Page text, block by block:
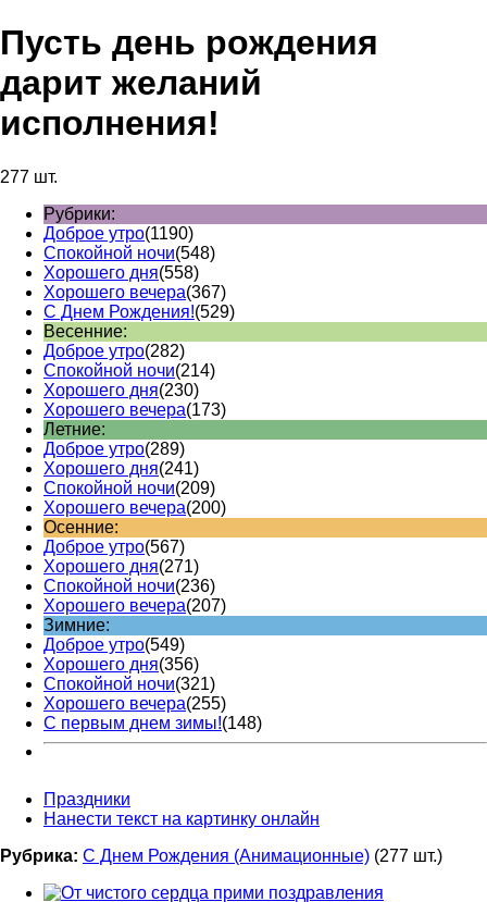
Пусть день рождения
дарит желаний
исполнения!
277 шт.
Рубрики:
Доброе утро(1190)
Спокойной ночи(548)
Хорошего дня(558)
Хорошего вечера(367)
С Днем Рождения!(529)
Весенние:
Доброе утро(282)
Спокойной ночи(214)
Хорошего дня(230)
Хорошего вечера(173)
Летние:
Доброе утро(289)
Хорошего дня(241)
Спокойной ночи(209)
Хорошего вечера(200)
Осенние:
Доброе утро(567)
Хорошего дня(271)
Спокойной ночи(236)
Хорошего вечера(207)
Зимние:
Доброе утро(549)
Хорошего дня(356)
Спокойной ночи(321)
Хорошего вечера(255)
С первым днем зимы!(148)
Праздники
Нанести текст на картинку онлайн
Рубрика: С Днем Рождения (Анимационные) (277 шт.)